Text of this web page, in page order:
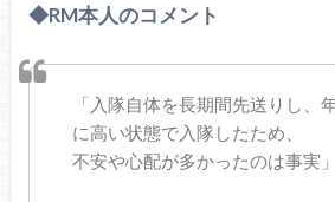
◆RM本人のコメント
「入隊自体を長期間先送りし、
に高い状態で入隊したため、
不安や心配が多かったのは事実」